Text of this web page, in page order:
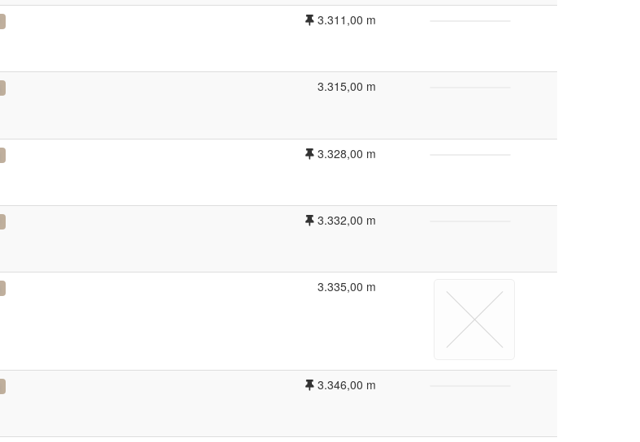
3.311,00 m
3.315,00 m
3.328,00 m
3.332,00 m
3.335,00 m
3.346,00 m